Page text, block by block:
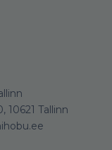
10621 Tallinn